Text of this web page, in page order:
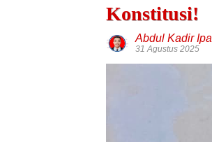
Konstitusi!
Abdul Kadir Ipa
31 Agustus 2025